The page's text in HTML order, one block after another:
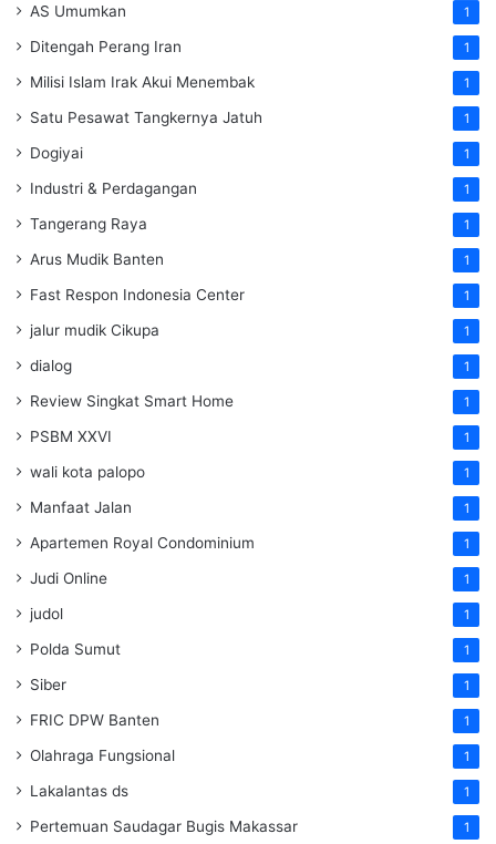
AS Umumkan 1
Ditengah Perang Iran 1
Milisi Islam Irak Akui Menembak 1
Satu Pesawat Tangkernya Jatuh 1
Dogiyai 1
Industri & Perdagangan 1
Tangerang Raya 1
Arus Mudik Banten 1
Fast Respon Indonesia Center 1
jalur mudik Cikupa 1
dialog 1
Review Singkat Smart Home 1
PSBM XXVI 1
wali kota palopo 1
Manfaat Jalan 1
Apartemen Royal Condominium 1
Judi Online 1
judol 1
Polda Sumut 1
Siber 1
FRIC DPW Banten 1
Olahraga Fungsional 1
Lakalantas ds 1
Pertemuan Saudagar Bugis Makassar 1